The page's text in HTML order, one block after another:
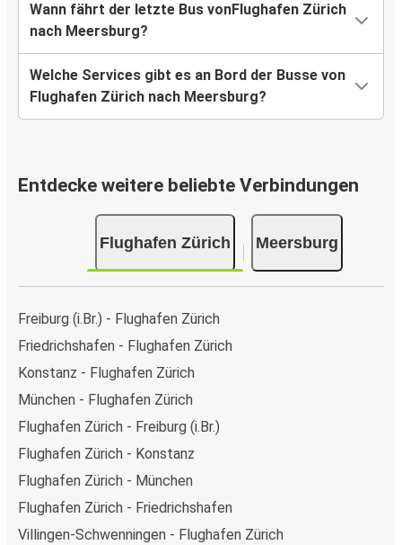
Wann fährt der letzte Bus vonFlughafen Zürich
nach Meersburg?
Welche Services gibt es an Bord der Busse von
Flughafen Zürich nach Meersburg?
Entdecke weitere beliebte Verbindungen
Flughafen Zürich Meersburg
Freiburg (i.Br.) - Flughafen Zürich
Friedrichshafen - Flughafen Zürich
Konstanz - Flughafen Zürich
München - Flughafen Zürich
Flughafen Zürich - Freiburg (i.Br.)
Flughafen Zürich - Konstanz
Flughafen Zürich - München
Flughafen Zürich - Friedrichshafen
Villingen-Schwenningen - Flughafen Zürich